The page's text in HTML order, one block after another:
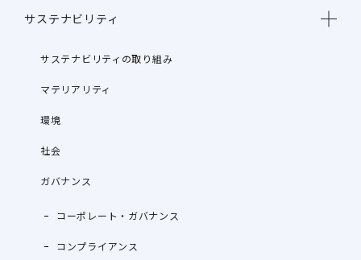
サステナビリティ
サステナビリティの取り組み
マテリアリティ
環境
社会
ガバナンス
コーポレート・ガバナンス
コンプライアンス